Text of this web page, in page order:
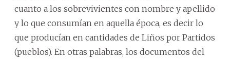
cuanto a los sobrevivientes con nombre y apellido
y lo que consumían en aquella época, es decir lo
que producían en cantidades de Liños por Partidos
(pueblos). En otras palabras, los documentos del